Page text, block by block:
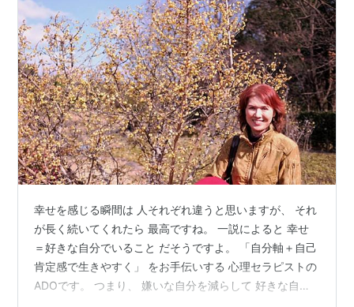
幸せを感じる瞬間は 人それぞれ違うと思いますが、 それ
が長く続いてくれたら 最高ですね。 一説によると 幸せ
＝好きな自分でいること だそうですよ。 「自分軸＋自己
肯定感で生きやすく」 をお手伝いする 心理セラピストの
ADOです。 つまり、 嫌いな自分を減らして 好きな自分